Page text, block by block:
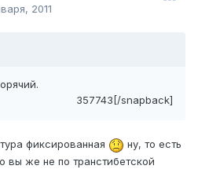
2011
357743[/snapback]
фиксированная
ну, то есть
вы же не по транстибетской